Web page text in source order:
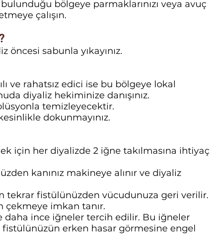
bölgeye parmaklarınızı veya avuç
çalışın.
öncesi sabunla yıkayınız.
ve rahatsız edici ise bu bölgeye lokal
diyaliz hekiminize danışınız.
temizleyecektir.
dokunmayınız.
için her diyalizde 2 iğne takılmasına ihtiyaç
kanınız makineye alınır ve diyaliz
tekrar fistülünüzden vücudunuza geri verilir.
çekmeye imkan tanır.
daha ince iğneler tercih edilir. Bu iğneler
erken hasar görmesine engel